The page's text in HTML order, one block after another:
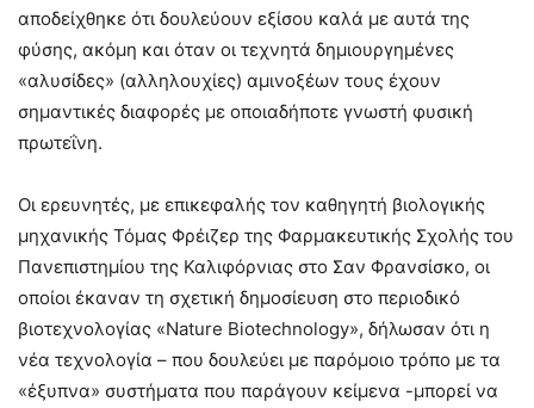
αποδείχθηκε ότι δουλεύουν εξίσου καλά με αυτά της
φύσης, ακόμη και όταν οι τεχνητά δημιουργημένες
«αλυσίδες» (αλληλουχίες) αμινοξέων τους έχουν
σημαντικές διαφορές με οποιαδήποτε γνωστή φυσική
πρωτεΐνη.
Οι ερευνητές, με επικεφαλής τον καθηγητή βιολογικής
μηχανικής Τόμας Φρέιζερ της Φαρμακευτικής Σχολής του
Πανεπιστημίου της Καλιφόρνιας στο Σαν Φρανσίσκο, οι
οποίοι έκαναν τη σχετική δημοσίευση στο περιοδικό
βιοτεχνολογίας «Nature Biotechnology», δήλωσαν ότι η
νέα τεχνολογία – που δουλεύει με παρόμοιο τρόπο με τα
«έξυπνα» συστήματα που παράγουν κείμενα -μπορεί να